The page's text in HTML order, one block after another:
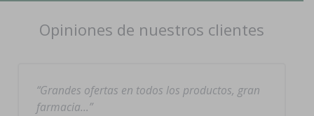
Opiniones de nuestros clientes
Grandes ofertas en todos los productos, gran
farmacia…